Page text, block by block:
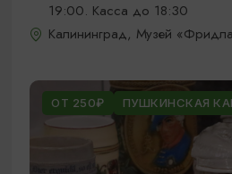
19:00. Касса до 18:30
Калининград, Музей
ОТ 250₽ ПУШКИНСКАЯ